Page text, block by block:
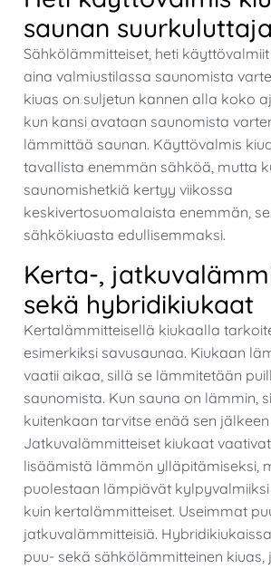
saunan
Sähkölämmitteiset, heti
aina valmiustilassa saunomista
kiuas on suljetun kannen alla koko
kun kansi avataan saunomista
lämmittää saunan. Käyttövalmis
tavallista enemmän sähköä, mutta
saunomishetkiä kertyy viikossa
keskivertosuomalaista enemmän,
sähkökiuasta edullisemmaksi.
Kerta-,
sekä hybridikiukaat
Kertalämmitteisellä kiukaalla
esimerkiksi savusaunaa. Kiukaan
vaatii aikaa, sillä se lämmitetään
saunomista. Kun sauna on lämmin,
kuitenkaan tarvitse enää sen
Jatkuvalämmitteiset kiukaat
lisäämistä lämmön ylläpitämiseksi,
puolestaan lämpiävät
kuin kertalämmitteiset. Useimmat
jatkuvalämmitteisiä.
puu- sekä sähkölämmitteinen kiuas,